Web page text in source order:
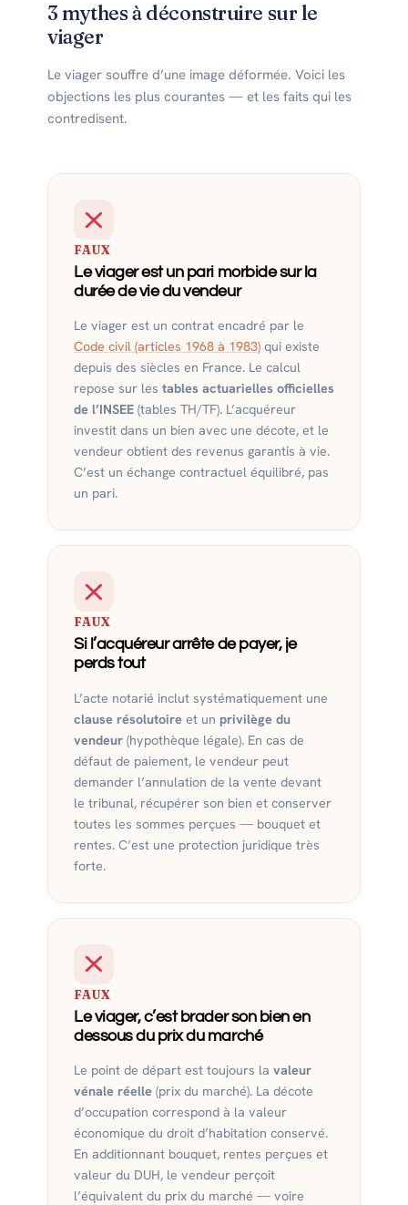
3 mythes à déconstruire sur le
viager
Le viager souffre d’une image déformée. Voici les
objections les plus courantes — et les faits qui les
contredisent.
FAUX
Le viager est un pari morbide sur la
durée de vie du vendeur
Le viager est un contrat encadré par le
Code civil (articles 1968 à 1983) qui existe
depuis des siècles en France. Le calcul
repose sur les tables actuarielles officielles
de l’INSEE (tables TH/TF). L’acquéreur
investit dans un bien avec une décote, et le
vendeur obtient des revenus garantis à vie.
C’est un échange contractuel équilibré, pas
un pari.
FAUX
Si l’acquéreur arrête de payer, je
perds tout
L’acte notarié inclut systématiquement une
clause résolutoire et un privilège du
vendeur (hypothèque légale). En cas de
défaut de paiement, le vendeur peut
demander l’annulation de la vente devant
le tribunal, récupérer son bien et conserver
toutes les sommes perçues — bouquet et
rentes. C’est une protection juridique très
forte.
FAUX
Le viager, c’est brader son bien en
dessous du prix du marché
Le point de départ est toujours la valeur
vénale réelle (prix du marché). La décote
d’occupation correspond à la valeur
économique du droit d’habitation conservé.
En additionnant bouquet, rentes perçues et
valeur du DUH, le vendeur perçoit
l’équivalent du prix du marché — voire